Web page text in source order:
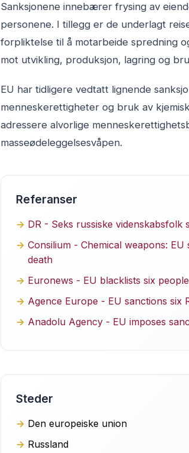
Sanksjonene innebærer frysing av
personene. I tillegg er de underlagt
forpliktelse til å motarbeide spredning
mot utvikling, produksjon, lagring og
EU har tidligere vedtatt lignende
menneskerettigheter og bruk av
adressere alvorlige
masseødeleggelsesvåpen.
Referanser
DR - Seks russiske videnskabsfolk
Consilium - Chemical weapons:
death
Euronews - EU blacklists six
Agence Europe - EU sanctions six
Anadolu Agency - EU imposes
Steder
Den europeiske union
Russland